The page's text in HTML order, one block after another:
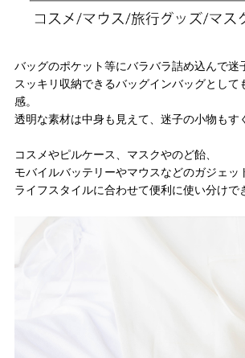
バッグのポケット等にバラバラ詰め込んで迷
スッキリ収納できるバッグインバッグとして
感。
透明な素材は中身も見えて、迷子の小物もす
コスメやピルケース、マスクやのど飴、
モバイルバッテリーやマウスなどのガジェッ
ライフスタイルに合わせて便利に使い分けで